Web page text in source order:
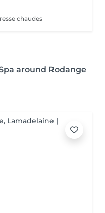
chaudes
around Rodange